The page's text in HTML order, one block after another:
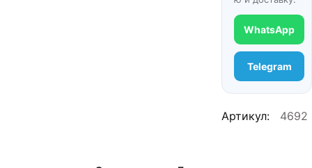
WhatsApp
Telegram
Артикул: 4692